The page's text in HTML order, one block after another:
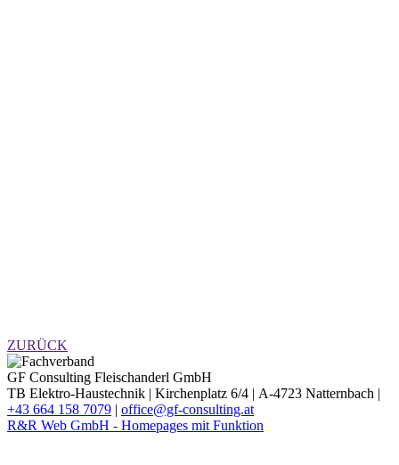
ZURÜCK
GF Consulting Fleischanderl GmbH
TB Elektro-Haustechnik | Kirchenplatz 6/4 | A-4723 Natternbach |
+43 664 158 7079 | office@gf-consulting.at
R&R Web GmbH - Homepages mit Funktion